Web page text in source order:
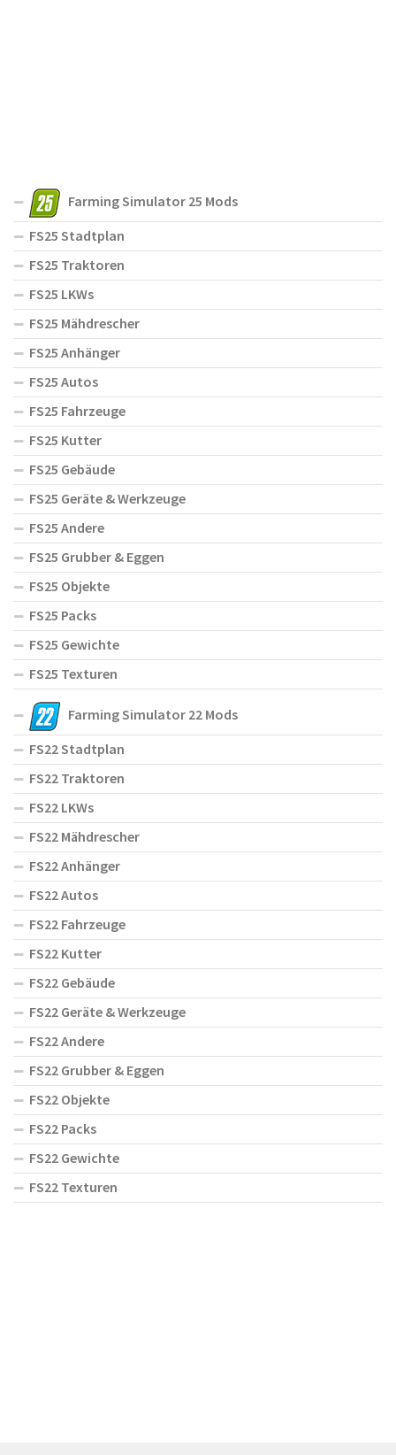
Farming Simulator 25 Mods
FS25 Stadtplan
FS25 Traktoren
FS25 LKWs
FS25 Mähdrescher
FS25 Anhänger
FS25 Autos
FS25 Fahrzeuge
FS25 Kutter
FS25 Gebäude
FS25 Geräte & Werkzeuge
FS25 Andere
FS25 Grubber & Eggen
FS25 Objekte
FS25 Packs
FS25 Gewichte
FS25 Texturen
Farming Simulator 22 Mods
FS22 Stadtplan
FS22 Traktoren
FS22 LKWs
FS22 Mähdrescher
FS22 Anhänger
FS22 Autos
FS22 Fahrzeuge
FS22 Kutter
FS22 Gebäude
FS22 Geräte & Werkzeuge
FS22 Andere
FS22 Grubber & Eggen
FS22 Objekte
FS22 Packs
FS22 Gewichte
FS22 Texturen